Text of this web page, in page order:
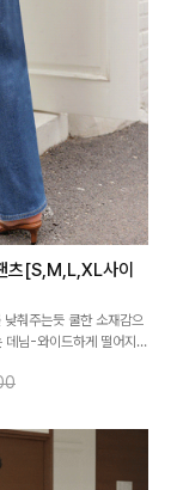
츠[S,M,L,XL사이
춰주는듯 쿨한 소재감으
데님-와이드하게 떨어지는